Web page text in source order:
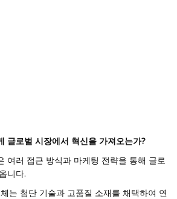
글로벌 시장에서 혁신을 가져오는가?
여러 접근 방식과 마케팅 전략을 통해 글로
니다.
는 첨단 기술과 고품질 소재를 채택하여 연